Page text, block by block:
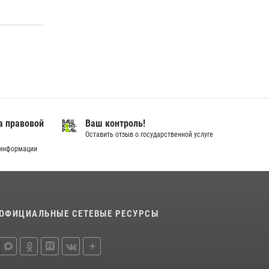
Росгвардии почтили память святого
28 июля 2026, 09:15 1
правовой
Ваш контроль!
Оставить отзыв о государственной услуге
СЕТЕВЫЕ РЕСУРСЫ